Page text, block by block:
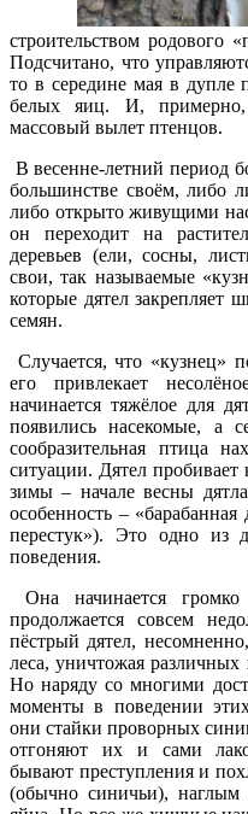
строительством родового
Подсчитано, что
то в середине мая в дупле
белых яиц. И,
массовый вылет птенцов.
В весенне-летний период
большинстве своём, либо
либо открыто живущими
он переходит на
деревьев (ели, сосны,
свои, так называемые
которые дятел закрепляет
семян.
Случается, что «кузнец»
его привлекает
начинается тяжёлое для
появились насекомые, а
сообразительная птица
ситуации. Дятел пробивает
зимы – начале весны
особенность –
перестук»). Это одно из
поведения.
Она начинается
продолжается совсем
пёстрый дятел,
леса, уничтожая
Но наряду со многими
моменты в поведении
они стайки проворных
отгоняют их и сами
бывают преступления и
(обычно синичьи), наглым